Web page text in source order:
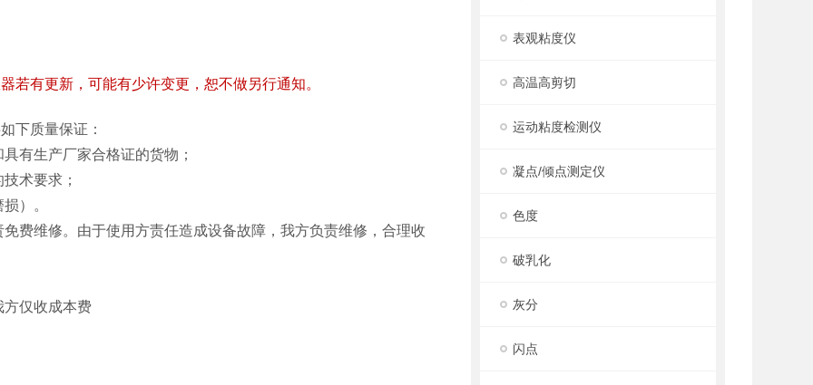
表观粘度仪
高温高剪切
运动粘度检测仪
凝点/倾点测定仪
色度
破乳化
灰分
闪点
若有更新，可能有少许变更，恕不做另行通知。
下质量保证：
有生产厂家合格证的货物；
术要求；
）。
费维修。由于使用方责任造成设备故障，我方负责维修，合理收
方仅收成本费